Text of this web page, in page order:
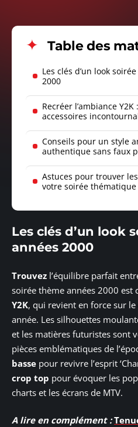
Table des
Les clés d’un look
2000
Recréer l’ambiance
accessoires
Conseils pour un style
authentique sans faux
Astuces pour trouver
votre soirée thématique
Les clés d’un look
années 2000
Trouvez l’équilibre parfait
soirée thème années 2000 est
Y2K, qui revient en force sur
année. Les silhouettes
et les matières futuristes sont
pièces emblématiques de
basse pour revivre l’esprit
crop top pour évoquer les
charts et les écrans de MTV.
A lire en complément :